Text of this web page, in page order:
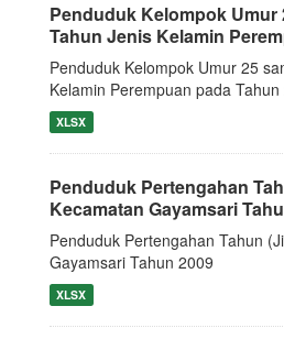
Penduduk Kelompok Umur
Tahun Jenis Kelamin
Penduduk Kelompok Umur 25
Kelamin Perempuan pada
XLSX
Penduduk Pertengahan
Kecamatan Gayamsari
Penduduk Pertengahan Tahun
Gayamsari Tahun 2009
XLSX